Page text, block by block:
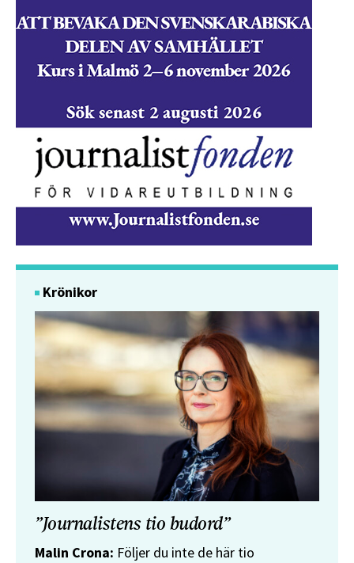
Krönikor
”Journalistens tio budord”
Malin Crona: Följer du inte de här tio